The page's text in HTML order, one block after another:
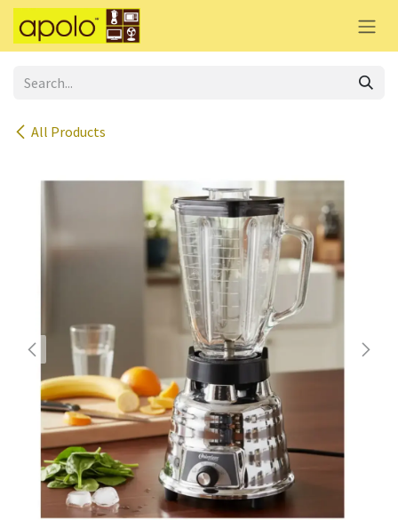
Skip to Content
All Products